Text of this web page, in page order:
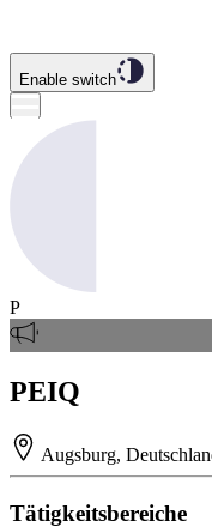
Enable switch
P
PEIQ
Augsburg,
Tätigkeitsbereiche